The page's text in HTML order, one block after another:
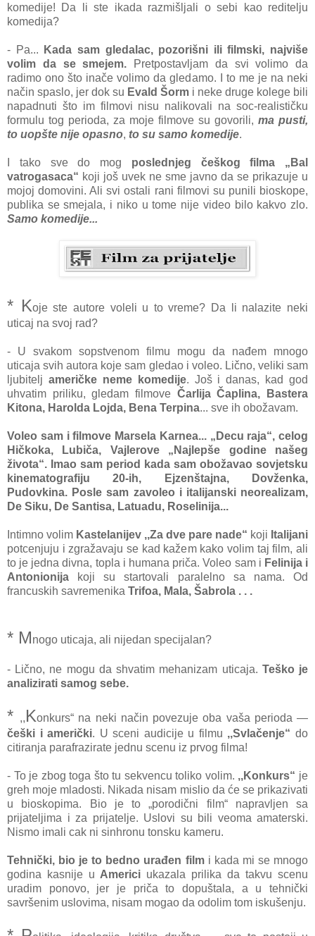
komedije! Da li ste ikada razmišljali o sebi kao reditelju
komedija?
- Pa...
Kada sam gledalac, pozorišni ili filmski, najviše
volim da se smejem. Pretpostavljam da svi volimo da
radimo ono što inače volimo da gledamo. I to me je na neki
način spaslo, jer dok su Evald Šorm i neke druge kolege bili
napadnuti što im filmovi nisu nalikovali na soc-realističku
formulu tog perioda, za moje filmove su govorili, ma pusti,
to uopšte nije opasno, to su samo komedije.
I tako sve do mog poslednjeg češkog filma „Bal
vatrogasaca“ koji još uvek ne sme javno da se prikazuje u
mojoj domovini. Ali svi ostali rani filmovi su punili bioskope,
publika se smejala, i niko u tome nije video bilo kakvo zlo.
Samo komedije...
* Koje ste autore voleli u to vreme? Da li nalazite neki
uticaj na svoj rad?
- U svakom sopstvenom filmu mogu da nađem mnogo
uticaja svih autora koje sam gledao i voleo. Lično, veliki sam
ljubitelj američke neme komedije. Još i danas, kad god
uhvatim priliku, gledam filmove Čarlija Čaplina, Bastera
Kitona, Harolda Lojda, Bena Terpina... sve ih obožavam.
Voleo sam i filmove Marsela Karnea... „Decu raja“, celog
Hičkoka, Lubiča, Vajlerove „Najlepše godine našeg
života“. Imao sam period kada sam obožavao sovjetsku
kinematografiju 20-ih, Ejzenštajna, Dovženka,
Pudovkina. Posle sam zavoleo i italijanski neorealizam,
De Siku, De Santisa, Latuadu, Roselinija...
Intimno volim Kastelanijev ,,Za dve pare nade“ koji Italijani
potcenjuju i zgražavaju se kad kažem kako volim taj film, ali
to je jedna divna, topla i humana priča. Voleo sam i Felinija i
Antonionija koji su startovali paralelno sa nama. Od
francuskih savremenika Trifoa, Mala, Šabrola . . .
* Mnogo uticaja, ali nijedan specijalan?
- Lično, ne mogu da shvatim mehanizam uticaja. Teško je
analizirati samog sebe.
* ,,Konkurs“ na neki način povezuje oba vaša perioda —
češki i američki. U sceni audicije u filmu ,,Svlačenje“ do
citiranja parafrazirate jednu scenu iz prvog filma!
- To je zbog toga što tu sekvencu toliko volim. ,,Konkurs“ je
greh moje mladosti. Nikada nisam mislio da će se prikazivati
u bioskopima. Bio je to „porodični film“ napravljen sa
prijateljima i za prijatelje. Uslovi su bili veoma amaterski.
Nismo imali cak ni sinhronu tonsku kameru.
Tehnički, bio je to bedno urađen film i kada mi se mnogo
godina kasnije u Americi ukazala prilika da takvu scenu
uradim ponovo, jer je priča to dopuštala, a u tehnički
savršenim uslovima, nisam mogao da odolim tom iskušenju.